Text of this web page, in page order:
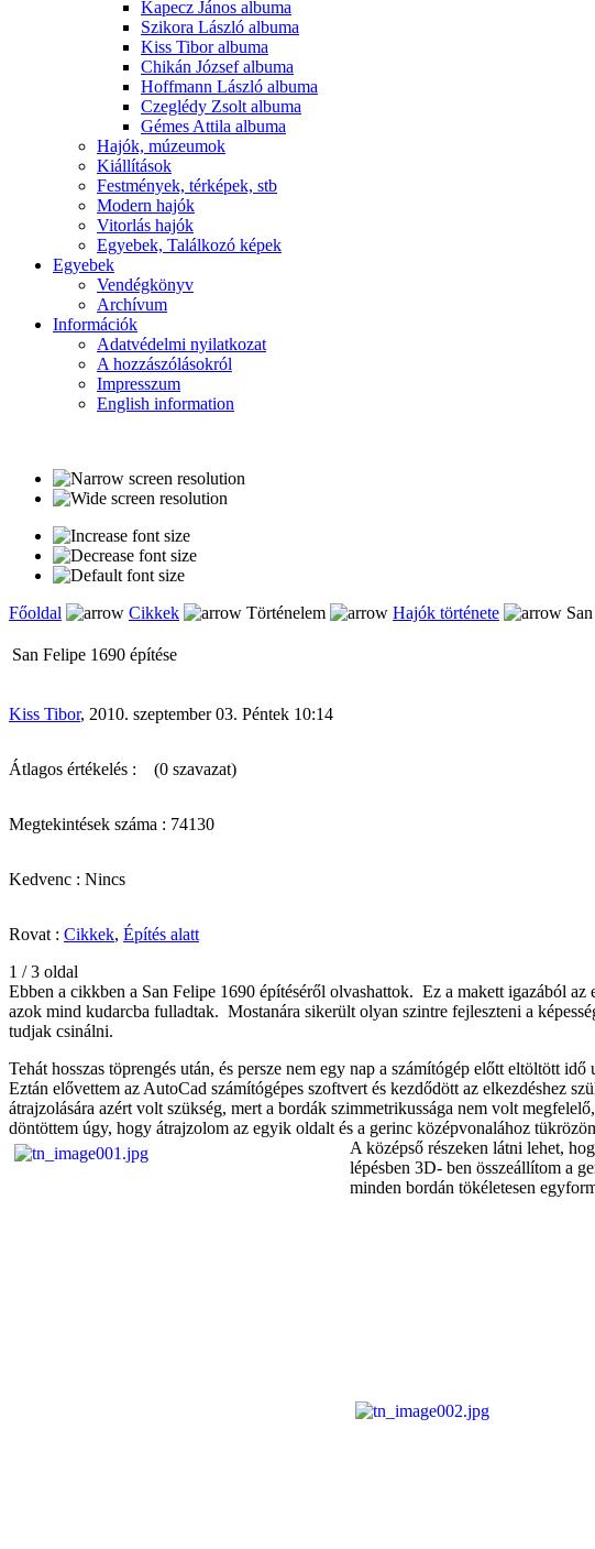
Kapecz János albuma
Szikora László albuma
Kiss Tibor albuma
Chikán József albuma
Hoffmann László albuma
Czeglédy Zsolt albuma
Gémes Attila albuma
Hajók, múzeumok
Kiállítások
Festmények, térképek, stb
Modern hajók
Vitorlás hajók
Egyebek, Találkozó képek
Egyebek
Vendégkönyv
Archívum
Információk
Adatvédelmi nyilatkozat
A hozzászólásokról
Impresszum
English information
Főoldal Cikkek Történelem Hajók története
San Felipe 1690 építése
Kiss Tibor, 2010. szeptember 03. Péntek 10:14
Átlagos értékelés : (0 szavazat)
Megtekintések száma : 74130
Kedvenc : Nincs
Rovat : Cikkek, Építés alatt
1 / 3 oldal
Ebben a cikkben a San Felipe 1690 építéséről olvashattok. Ez a makett igazából
azok mind kudarcba fulladtak. Mostanára sikerült olyan szintre fejleszteni a
tudjak csinálni.
Tehát hosszas töprengés után, és persze nem egy nap a számítógép előtt eltöltött
Eztán elővettem az AutoCad számítógépes szoftvert és kezdődött az elkezdéshez
átrajzolására azért volt szükség, mert a bordák szimmetrikussága nem volt
döntöttem úgy, hogy átrajzolom az egyik oldalt és a gerinc középvonalához
A középső részeken látni lehet,
lépésben 3D- ben összeállítom a
minden bordán tökéletesen